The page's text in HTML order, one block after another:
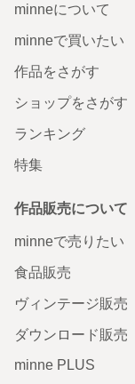
minneについて
minneで買いたい
作品をさがす
ショップをさがす
ランキング
特集
作品販売について
minneで売りたい
食品販売
ヴィンテージ販売
ダウンロード販売
minne PLUS